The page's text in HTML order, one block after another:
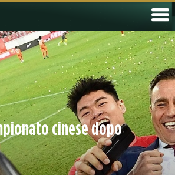
cinese dopo